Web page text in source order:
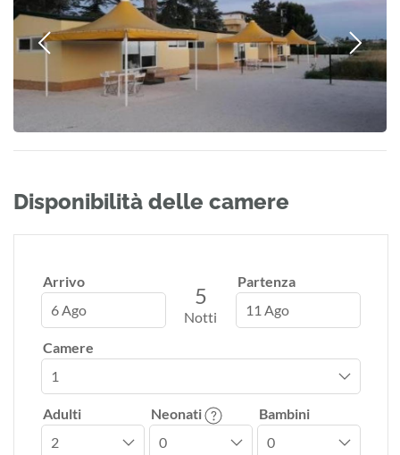
Disponibilità delle camere
Arrivo
6 Ago
5
Notti
Partenza
11 Ago
Camere
Adulti Neonati Bambini